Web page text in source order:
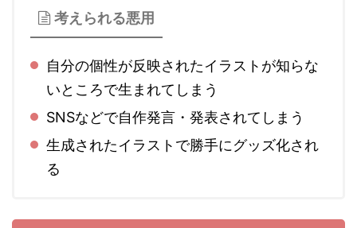
考えられる悪用
自分の個性が反映されたイラストが知らな
いところで生まれてしまう
SNSなどで自作発言・発表されてしまう
生成されたイラストで勝手にグッズ化され
る